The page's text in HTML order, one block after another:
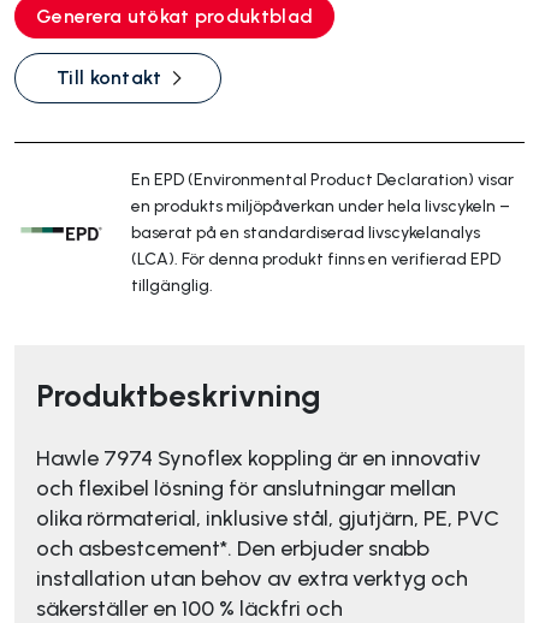
Generera utökat produktblad
Till kontakt
En EPD (Environmental Product Declaration) visar
en produkts miljöpåverkan under hela livscykeln –
baserat på en standardiserad livscykelanalys
(LCA). För denna produkt finns en verifierad EPD
tillgänglig.
Produktbeskrivning
Hawle 7974 Synoflex koppling är en innovativ
och flexibel lösning för anslutningar mellan
olika rörmaterial, inklusive stål, gjutjärn, PE, PVC
och asbestcement*. Den erbjuder snabb
installation utan behov av extra verktyg och
säkerställer en 100 % läckfri och